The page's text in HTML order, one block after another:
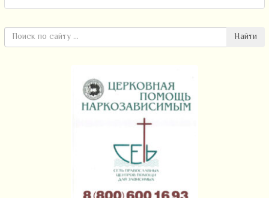
Найти